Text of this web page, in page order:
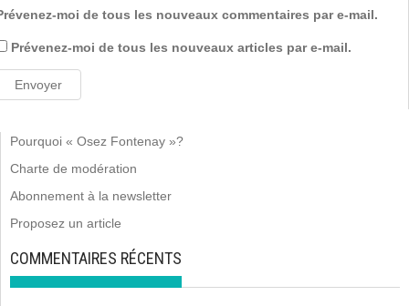
moi de tous les nouveaux commentaires par e-mail.
Prévenez-moi de tous les nouveaux articles par e-mail.
Pourquoi « Osez Fontenay »?
Charte de modération
Abonnement à la newsletter
Proposez un article
COMMENTAIRES RÉCENTS